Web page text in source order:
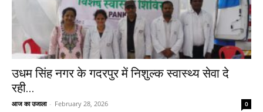
उधम सिंह नगर के गदरपुर में निशुल्क स्वास्थ्य सेवा दे
रही...
आज का उजाला - February 28, 2026 0